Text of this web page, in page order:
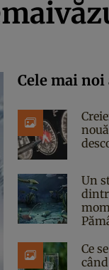
Cele mai
Un
Ce